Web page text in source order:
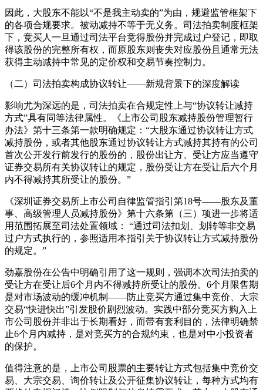
因此，大股东不能以“不是我主动卖的”为由，规避监管框架下
的各项合规要求。被动减持不等于无义务。司法拍卖制度框架
下，竞买人一旦通过司法平台竞得股份并完成过户登记，即取
得该股份的完整所有权，而原股东则丧失对应股份且通常无法
获得主动减持中常见的定价权和交易节奏控制力。
（二）司法拍卖构成协议转让——新规背景下的深度解读
影响尤为深远的是，司法拍卖在合规定性上与“协议转让减持
方式”具有同等法律属性。《上市公司股东减持股份管理暂行
办法》第十三条第一款明确规定：“大股东通过协议转让方式
减持股份，或者其他股东通过协议转让方式减持其持有的公司
首次公开发行前发行的股份的，股份出让方、受让方应当遵守
证券交易所有关协议转让的规定，股份受让方在受让后六个月
内不得减持其所受让的股份。”
《深圳证券交易所上市公司自律监管指引第18号——股东及董
事、高级管理人员减持股份》第十六条第（三）项进一步将适
用范围拓展至司法处置领域： “通过司法扣划、划转等非交易
过户方式执行的，参照适用本指引关于协议转让方式减持股份
的规定。”
劲嘉股份在公告中明确引用了这一规则，强调本次司法拍卖的
受让方在受让后6个月内不得减持所受让的股份。6个月限售期
是对市场波动的缓冲机制——防止竞买方通过集中竞价、大宗
交易“快进快出”引发股价剧烈波动。实践中部分竞买方购入上
市公司股份并非出于长期看好，而带有套利目的，法律明确禁
止6个月内减持，是对竞买方的合规约束，也是对中小投资者
的保护。
值得注意的是，上市公司股票的主要转让方式包括集中竞价交
易、大宗交易、询价转让及公开征集协议转让，每种方式均有